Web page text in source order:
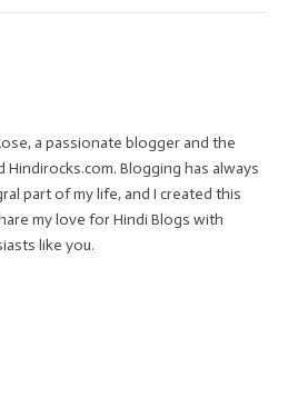
a passionate blogger and the
Hindirocks.com. Blogging has always
part of my life, and I created this
my love for Hindi Blogs with
like you.